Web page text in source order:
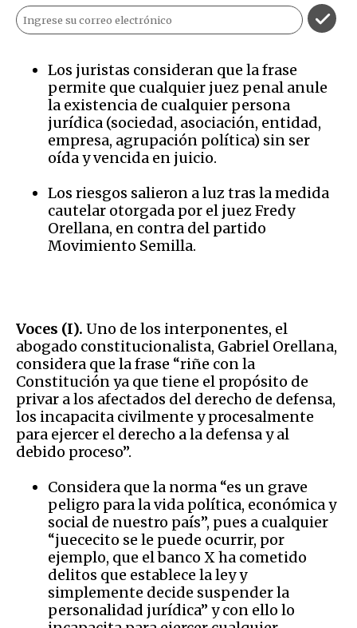
Los juristas consideran que la frase
permite que cualquier juez penal anule
la existencia de cualquier persona
jurídica (sociedad, asociación, entidad,
empresa, agrupación política) sin ser
oída y vencida en juicio.
Los riesgos salieron a luz tras la medida
cautelar otorgada por el juez Fredy
Orellana, en contra del partido
Movimiento Semilla.
Voces (I). Uno de los interponentes, el
abogado constitucionalista, Gabriel Orellana,
considera que la frase “riñe con la
Constitución ya que tiene el propósito de
privar a los afectados del derecho de defensa,
los incapacita civilmente y procesalmente
para ejercer el derecho a la defensa y al
debido proceso”.
Considera que la norma “es un grave
peligro para la vida política, económica y
social de nuestro país”, pues a cualquier
“juececito se le puede ocurrir, por
ejemplo, que el banco X ha cometido
delitos que establece la ley y
simplemente decide suspender la
personalidad jurídica” y con ello lo